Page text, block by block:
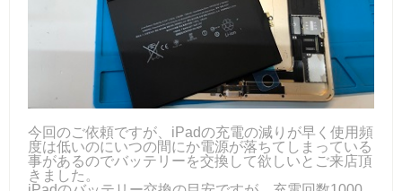
今回のご依頼ですが、iPadの充電の減りが早く使用頻
度は低いのにいつの間にか電源が落ちてしまっている
事があるのでバッテリーを交換して欲しいとご来店頂
きました。